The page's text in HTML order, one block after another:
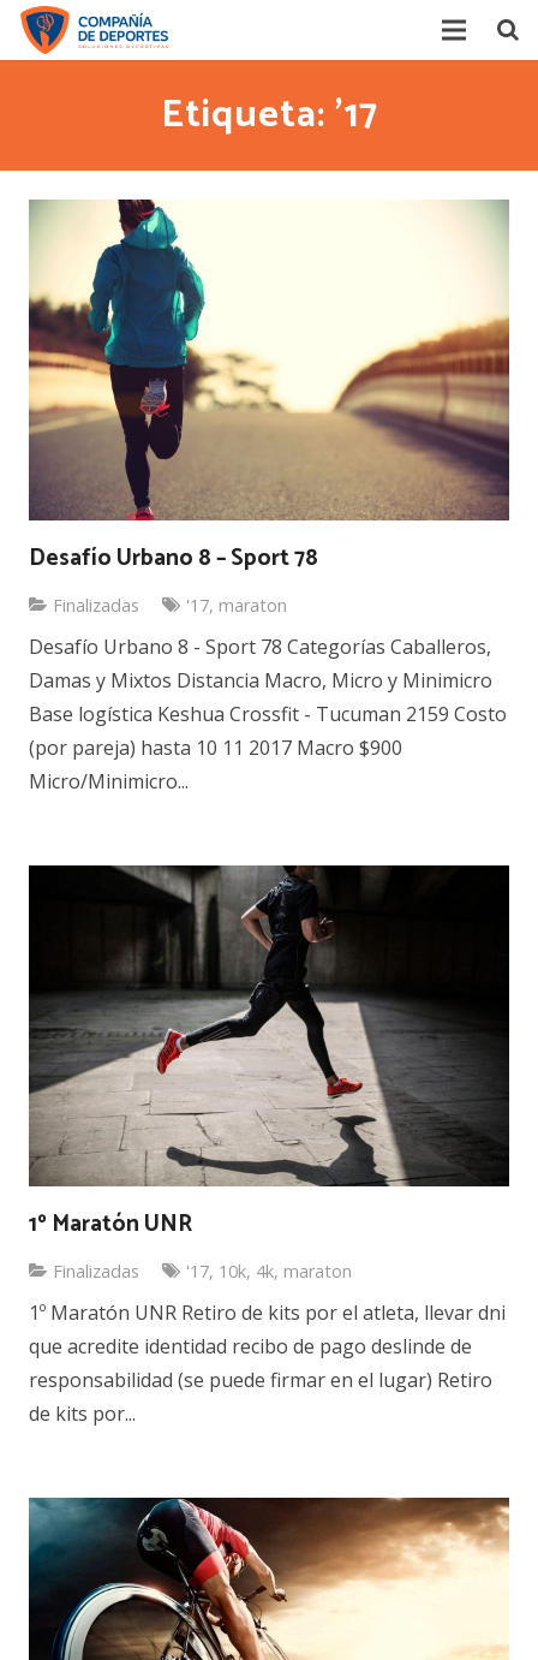
Acerca de
Etiqueta: ’17
Desafío Urbano 8 – Sport 78
Finalizadas '17, maraton
Desafío Urbano 8 - Sport 78 Categorías Caballeros,
Damas y Mixtos Distancia Macro, Micro y Minimicro
Base logística Keshua Crossfit - Tucuman 2159 Costo
(por pareja) hasta 10 11 2017 Macro $900
Micro/Minimicro...
1º Maratón UNR
Finalizadas '17, 10k, 4k, maraton
1º Maratón UNR Retiro de kits por el atleta, llevar dni
que acredite identidad recibo de pago deslinde de
responsabilidad (se puede firmar en el lugar) Retiro
de kits por...